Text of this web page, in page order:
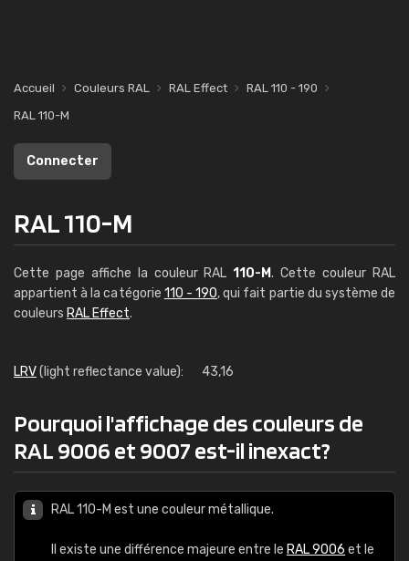
Accueil Couleurs RAL RAL Effect
RAL 110 - 190
RAL 110-M
Connecter
RAL 110-M
Cette page affiche la couleur RAL110-M. Cette couleur RAL
appartient à la catégorie 110 - 190, qui fait partie du système de
couleurs RAL Effect.
LRV(light reflectance value): 43,16
Pourquoi l'affichage des couleurs de
RAL 9006 et 9007 est-il inexact?
RAL 110-M est une couleur métallique.
Il existe une différence majeure entre le RAL 9006 et le